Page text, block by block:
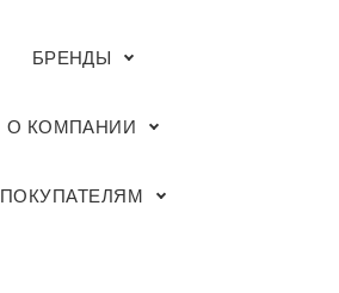
БРЕНДЫ
О КОМПАНИИ
ПОКУПАТЕЛЯМ